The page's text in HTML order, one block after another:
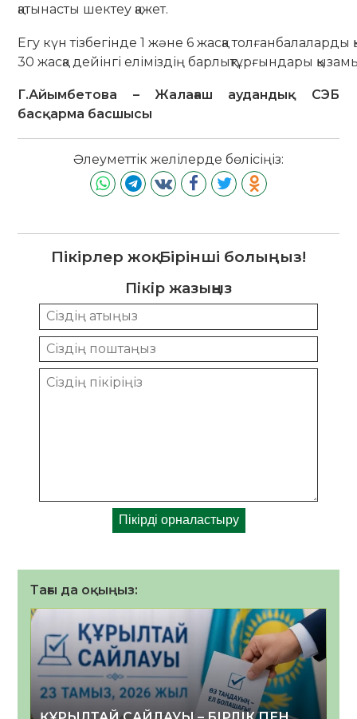
қатынасты шектеу қажет.
Егу күн тізбегінде 1 және 6 жасқа толғанбалаларды
30 жасқа дейінгі еліміздің барлықтұрғындары
Г.Айымбетова – Жалағаш аудандық СЭБ
басқарма басшысы
Әлеуметтік желілерде бөлісіңіз:
Пікірлер жоқ. Бірінші болыңыз!
Пікір жазыңыз
Тағы да оқыңыз: